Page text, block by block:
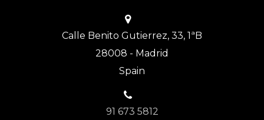
Calle Benito Gutierrez, 33, 1ªB
28008 - Madrid
Spain
91 673 5812